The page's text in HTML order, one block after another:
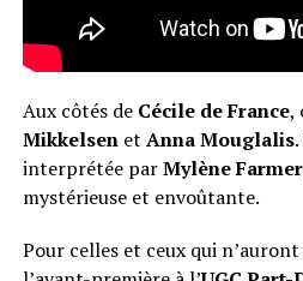
Aux côtés de Cécile de France,
Mikkelsenet Anna Mouglalis
interprétée parMylène Farmer
mystérieuse et envoûtante.
Pour celles et ceux qui